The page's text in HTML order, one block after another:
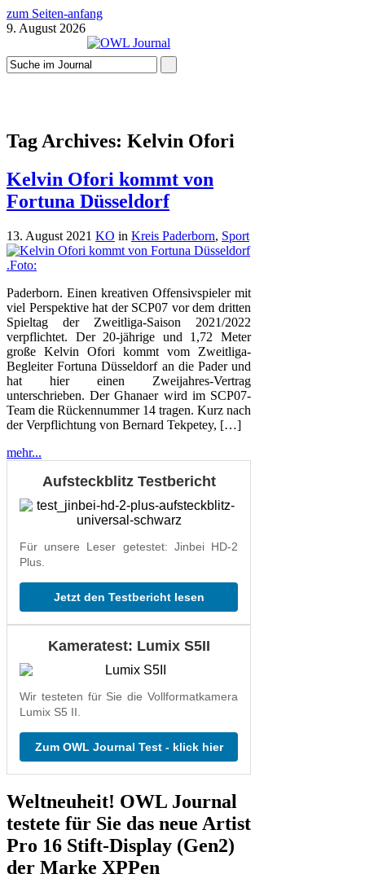
zum Seiten-anfang
9. August 2026
Tag Archives: Kelvin Ofori
Kelvin Ofori kommt von
Fortuna Düsseldorf
13. August 2021 KO in Kreis Paderborn, Sport
Paderborn. Einen kreativen Offensivspieler mit
viel Perspektive hat der SCP07 vor dem dritten
Spieltag der Zweitliga-Saison 2021/2022
verpflichtet. Der 20-jährige und 1,72 Meter
große Kelvin Ofori kommt vom Zweitliga-
Begleiter Fortuna Düsseldorf an die Pader und
hat hier einen Zweijahres-Vertrag
unterschrieben. Der Ghanaer wird im SCP07-
Team die Rückennummer 14 tragen. Kurz nach
der Verpflichtung von Bernard Tekpetey, […]
mehr...
Aufsteckblitz Testbericht
Für unsere Leser getestet: Jinbei HD-2
Plus.
Jetzt den Testbericht lesen
Kameratest: Lumix S5II
Wir testeten für Sie die Vollformatkamera
Lumix S5 II.
Zum OWL Journal Test - klick hier
Weltneuheit! OWL Journal
testete für Sie das neue Artist
Pro 16 Stift-Display (Gen2)
der Marke XPPen